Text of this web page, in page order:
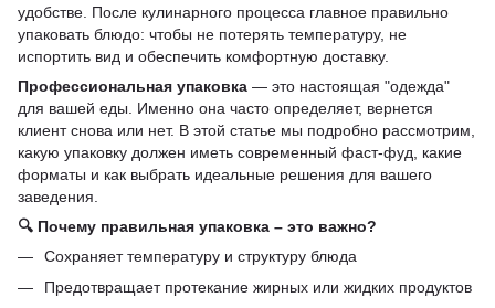
удобстве. После кулинарного процесса главное правильно
упаковать блюдо: чтобы не потерять температуру, не
испортить вид и обеспечить комфортную доставку.
Профессиональная упаковка — это настоящая "одежда"
для вашей еды. Именно она часто определяет, вернется
клиент снова или нет. В этой статье мы подробно рассмотрим,
какую упаковку должен иметь современный фаст-фуд, какие
форматы и как выбрать идеальные решения для вашего
заведения.
🔍 Почему правильная упаковка – это важно?
Сохраняет температуру и структуру блюда
Предотвращает протекание жирных или жидких продуктов